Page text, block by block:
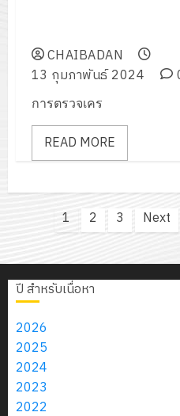
CHAIBADAN
13 กุมภาพันธ์ 2024
การตรวจเคร
READ MORE
Posts
pagination
1 2 3 Next
ปี สำหรับเนื่อหา
2026
2025
2024
2023
2022